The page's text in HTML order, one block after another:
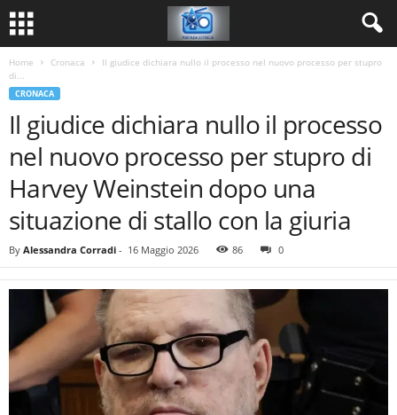
Home Cronaca
Il giudice dichiara nullo il processo nel nuovo processo per stupro
di...
CRONACA
Il giudice dichiara nullo il processo
nel nuovo processo per stupro di
Harvey Weinstein dopo una
situazione di stallo con la giuria
By Alessandra Corradi - 16 Maggio 2026 86 0